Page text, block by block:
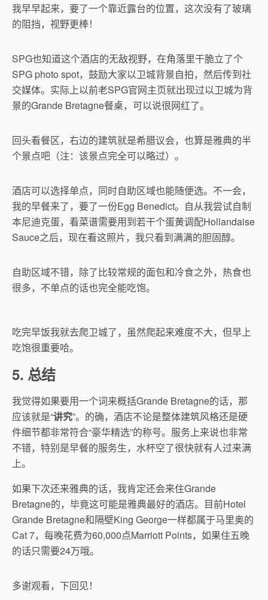
我早早起来，要了一个靠近露台的位置，这次没有了玻璃
的阻挡，视野更棒！
SPG也知道这个酒店的无敌视野，在角落里干脆立了个
SPG photo spot，鼓励大家以卫城背景自拍，然后传到社
交媒体。实际上以前老SPG官网主页就出现过以卫城为背
景的Grande Bretagne餐桌，可以说很网红了。
回头看餐区，右边的建筑就是希腊议会，也算是雅典的半
个景点吧（注：该景点完全可以略过）。
酒店可以选择单点，同时自助区域也能随便选。不一会，
我的早餐来了，要了一份Egg Benedict。自从我尝试自制
本尼迪克蛋，看菜谱需要用到若干个蛋黄调配Hollandaise
Sauce之后，现在看这照片，我只看到满满的胆固醇。
自助区域不错，除了比较常规的面包和冷食之外，热食也
很多，不单点的话也完全能吃饱。
吃完早饭我就去爬卫城了，虽然爬起来难度不大，但早上
吃饱很重要哈。
5. 总结
我觉得如果要用一个词来概括Grande Bretagne的话，那
应该就是“讲究”。的确，酒店不论是整体建筑风格还是硬
件细节都非常符合“豪华精选”的称号。服务上来说也非常
不错，特别是早餐的服务生，水杯空了很快就有人过来满
上。
如果下次还来雅典的话，我肯定还会来住Grande
Bretagne的，毕竟这可能是雅典最好的酒店。目前Hotel
Grande Bretagne和隔壁King George一样都属于马里奥的
Cat 7，每晚花费为60,000点Marriott Points，如果住五晚
的话只需要24万哦。
多谢观看，下回见！